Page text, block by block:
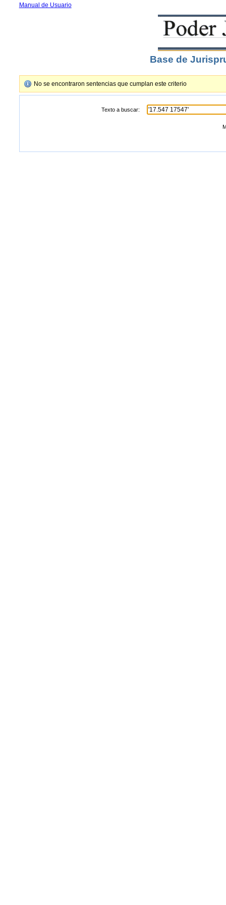
Manual de Usuario
Base de
No se encontraron sentencias que cumplan este criterio
Texto a buscar: